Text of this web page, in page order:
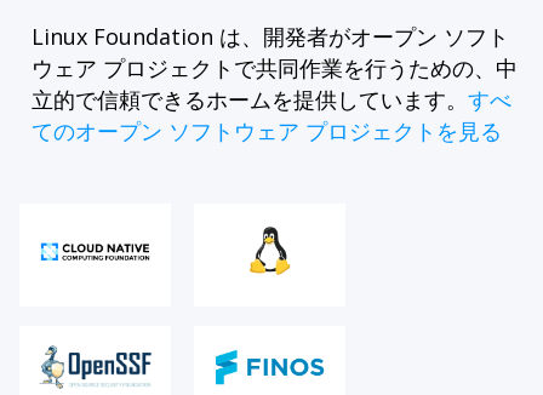
Linux Foundation は、開発者がオープン ソフト
ウェア プロジェクトで共同作業を行うための、中
立的で信頼できるホームを提供しています。 すべ
てのオープン ソフトウェア プロジェクトを見る